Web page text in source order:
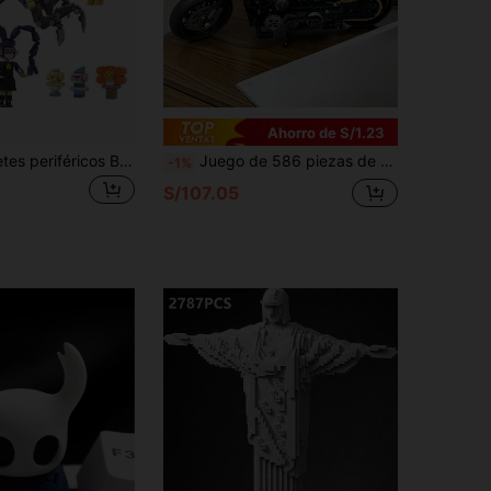
Serie de juguetes periféricos Bobi's Playtime 5, bloques de construcción, figuras de modelos, regalos
Ahorro de S/1.23
-1% Juego de 586 piezas de bloques de construcción de modelo de motocicleta negra, para uso de adultos, juguete de carreras con tema de película de ABS, coleccionable creativo y divertido, decoración de escritorio, regalo ideal para cumpleaños, Navidad, Halloween
S/107.05